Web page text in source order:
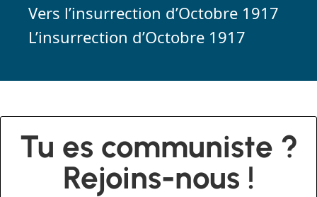
Vers l’insurrection d’Octobre 1917
L’insurrection d’Octobre 1917
Tu es communiste ?
Rejoins-nous !